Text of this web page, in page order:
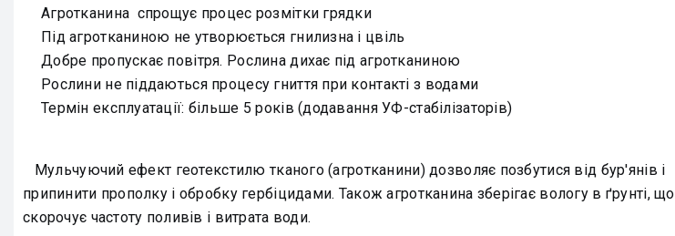
Агротканина спрощує процес розмітки грядки
Під агротканиною не утворюється гнилизна і цвіль
Добре пропускає повітря. Рослина дихає під агротканиною
Рослини не піддаються процесу гниття при контакті з водами
Термін експлуатації: більше 5 років (додавання УФ-стабілізаторів)
Мульчуючий ефект геотекстилю тканого (агротканини) дозволяє позбутися від бур'янів і
припинити прополку і обробку гербіцидами. Також агротканина зберігає вологу в ґрунті, що
скорочує частоту поливів і витрата води.